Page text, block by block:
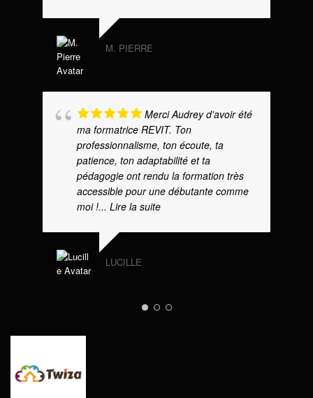
M. PIERRE
Merci Audrey d'avoir été
ma formatrice REVIT. Ton
professionnalisme, ton écoute, ta
patience, ton adaptabilité et ta
pédagogie ont rendu la formation très
accessible pour une débutante comme
moi !... Lire la suite
LUCILLE